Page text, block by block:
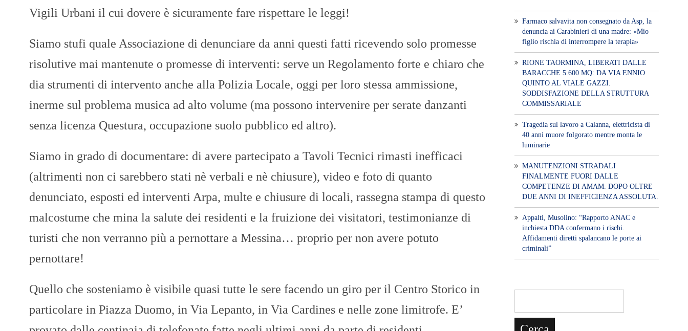
Vigili Urbani il cui dovere è sicuramente fare rispettare le leggi!
Siamo stufi quale Associazione di denunciare da anni questi fatti ricevendo solo promesse
risolutive mai mantenute o promesse di interventi: serve un Regolamento forte e chiaro che
dia strumenti di intervento anche alla Polizia Locale, oggi per loro stessa ammissione,
inerme sul problema musica ad alto volume (ma possono intervenire per serate danzanti
senza licenza Questura, occupazione suolo pubblico ed altro).
Siamo in grado di documentare: di avere partecipato a Tavoli Tecnici rimasti inefficaci
(altrimenti non ci sarebbero stati nè verbali e nè chiusure), video e foto di quanto
denunciato, esposti ed interventi Arpa, multe e chiusure di locali, rassegna stampa di questo
malcostume che mina la salute dei residenti e la fruizione dei visitatori, testimonianze di
turisti che non verranno più a pernottare a Messina… proprio per non avere potuto
pernottare!
Quello che sosteniamo è visibile quasi tutte le sere facendo un giro per il Centro Storico in
particolare in Piazza Duomo, in Via Lepanto, in Via Cardines e nelle zone limitrofe. E’
Farmaco salvavita non consegnato da Asp, la
denuncia ai Carabinieri di una madre: «Mio
figlio rischia di interrompere la terapia»
RIONE TAORMINA, LIBERATI DALLE
BARACCHE 5.600 MQ: DA VIA ENNIO
QUINTO AL VIALE GAZZI.
SODDISFAZIONE DELLA STRUTTURA
COMMISSARIALE
Tragedia sul lavoro a Calanna, elettricista di
40 anni muore folgorato mentre monta le
luminarie
MANUTENZIONI STRADALI
FINALMENTE FUORI DALLE
COMPETENZE DI AMAM. DOPO OLTRE
DUE ANNI DI INEFFICIENZA ASSOLUTA.
​Appalti, Musolino: “Rapporto ANAC e
inchiesta DDA confermano i rischi.
Affidamenti diretti spalancano le porte ai
criminali”